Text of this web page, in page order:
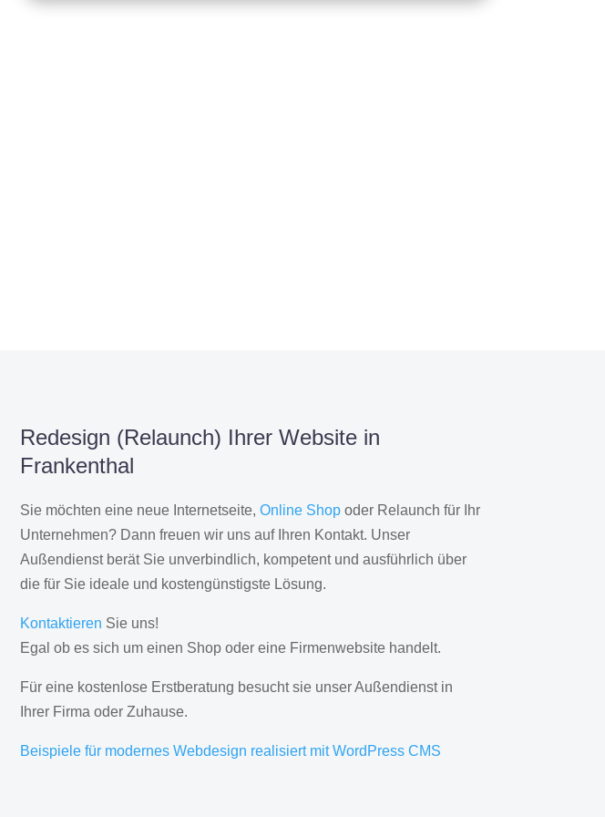
Redesign (Relaunch) Ihrer Website in
Frankenthal
Sie möchten eine neue Internetseite, Online Shopoder Relaunch für Ihr
Unternehmen? Dann freuen wir uns auf Ihren Kontakt. Unser
Außendienst berät Sie unverbindlich, kompetent und ausführlich über
die für Sie ideale und kostengünstigste Lösung.
Kontaktieren Sie uns!
Egal ob es sich um einen Shop oder eine Firmenwebsite handelt.
Für eine kostenlose Erstberatung besucht sie unser Außendienst in
Ihrer Firma oder Zuhause.
Beispiele für modernes Webdesign realisiert mit WordPress CMS